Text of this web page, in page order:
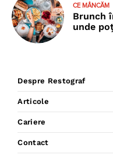
CE MÂNCĂM
Brunch
unde
Despre Restograf
Articole
Cariere
Contact